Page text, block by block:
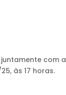
juntamente com a
às 17 horas.